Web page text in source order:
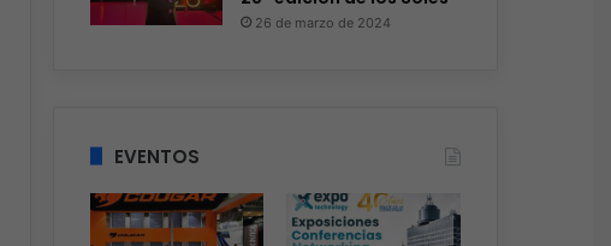
26 de marzo de 2024
EVENTOS